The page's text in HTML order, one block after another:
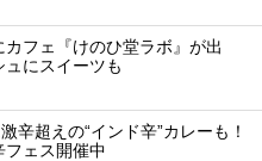
フェ『けのひ堂ラボ』が出
にスイーツも
辛超えの“インド辛”カレーも！
フェス開催中